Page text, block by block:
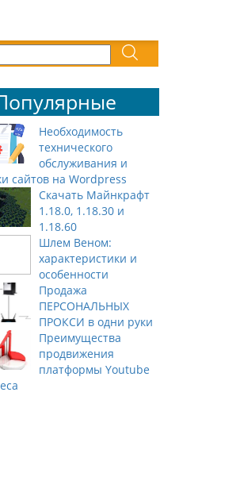
Необходимость
технического
обслуживания и
сайтов на Wordpress
Скачать Майнкрафт
1.18.0, 1.18.30 и
1.18.60
Шлем Веном:
характеристики и
особенности
Продажа
ПЕРСОНАЛЬНЫХ
ПРОКСИ в одни руки
Преимущества
продвижения
платформы Youtube